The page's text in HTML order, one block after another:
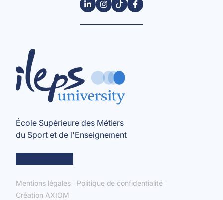
École Supérieure des Métiers
du Sport et de l'Enseignement
Mentions légales
Politique de confidentialité
Création AXIOM